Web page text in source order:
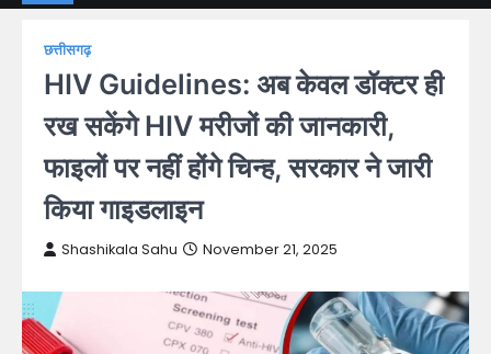
छत्तीसगढ़
HIV Guidelines: अब केवल डॉक्टर ही
रख सकेंगे HIV मरीजों की जानकारी,
फाइलों पर नहीं होंगे चिन्ह, सरकार ने जारी
किया गाइडलाइन
Shashikala Sahu November 21, 2025